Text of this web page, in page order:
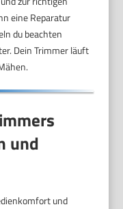
eine Reparatur
du beachten
Dein Trimmer läuft
und
und